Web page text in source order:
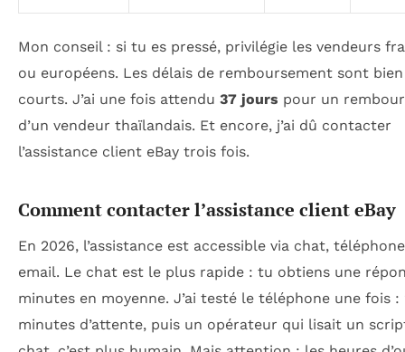
Mon conseil : si tu es pressé, privilégie les vendeurs
ou européens. Les délais de remboursement sont
courts. J’ai une fois attendu 37 jours pour un
d’un vendeur thaïlandais. Et encore, j’ai dû contacter
l’assistance client eBay trois fois.
Comment contacter l’assistance client eBay
En 2026, l’assistance est accessible via chat,
email. Le chat est le plus rapide : tu obtiens une
minutes en moyenne. J’ai testé le téléphone une fois :
minutes d’attente, puis un opérateur qui lisait un